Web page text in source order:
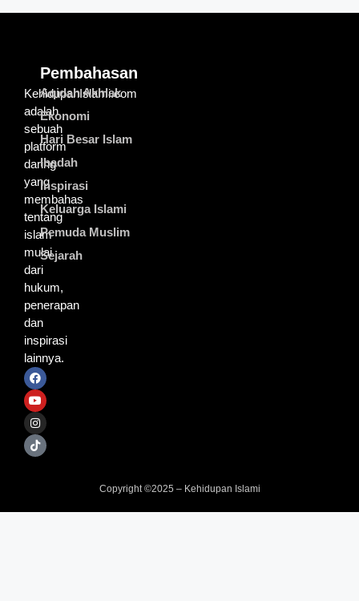
KehidupanIslami.com
adalah
sebuah
platform
daring
yang
membahas
tentang
islam
mulai
dari
hukum,
penerapan
dan
inspirasi
lainnya.
Pembahasan
Aqidah Akhlak
Ekonomi
Hari Besar Islam
Ibadah
Inspirasi
Keluarga Islami
Pemuda Muslim
Sejarah
Copyright ©2025 – Kehidupan Islami